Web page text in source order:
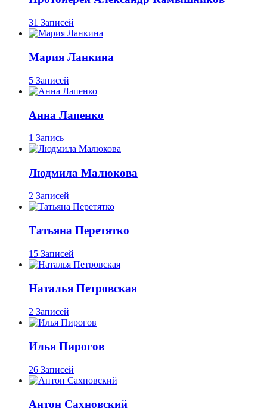
31 Записей
Мария Ланкина
5 Записей
Анна Лапенко
1 Запись
Людмила Малюкова
2 Записей
Татьяна Перетятко
15 Записей
Наталья Петровская
2 Записей
Илья Пирогов
26 Записей
Антон Сахновский